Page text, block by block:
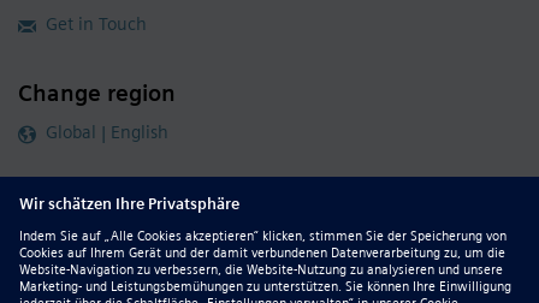
Get in Touch
Change region
Global | English
Follow our global channels